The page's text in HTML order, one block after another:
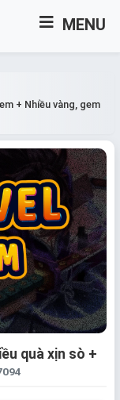
MENU
+ Nhiều vàng, gem
quà xịn sò +